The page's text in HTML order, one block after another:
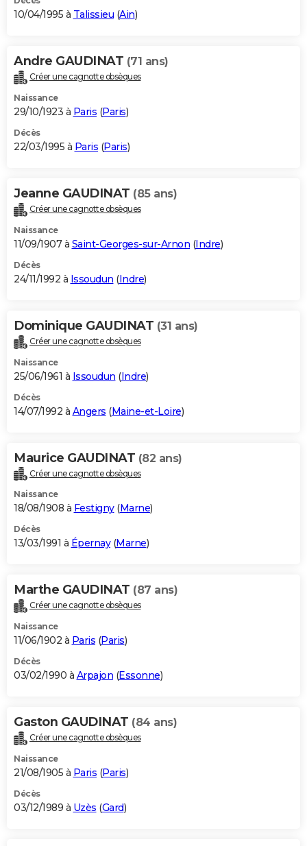
10/04/1995 à Talissieu (Ain)
Andre GAUDINAT (71 ans)
Créer une cagnotte obsèques
Naissance
29/10/1923 à Paris (Paris)
Décès
22/03/1995 à Paris (Paris)
Jeanne GAUDINAT (85 ans)
Créer une cagnotte obsèques
Naissance
11/09/1907 à Saint-Georges-sur-Arnon (Indre)
Décès
24/11/1992 à Issoudun (Indre)
Dominique GAUDINAT (31 ans)
Créer une cagnotte obsèques
Naissance
25/06/1961 à Issoudun (Indre)
Décès
14/07/1992 à Angers (Maine-et-Loire)
Maurice GAUDINAT (82 ans)
Créer une cagnotte obsèques
Naissance
18/08/1908 à Festigny(Marne)
Décès
13/03/1991 à Épernay(Marne)
Marthe GAUDINAT (87 ans)
Créer une cagnotte obsèques
Naissance
11/06/1902 à Paris (Paris)
Décès
03/02/1990 à Arpajon (Essonne)
Gaston GAUDINAT (84 ans)
Créer une cagnotte obsèques
Naissance
21/08/1905 à Paris (Paris)
Décès
03/12/1989 à Uzès (Gard)